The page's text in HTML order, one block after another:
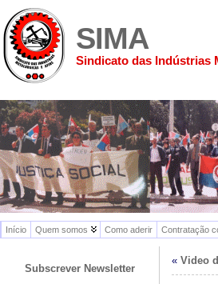
SIMA
Sindicato das Indústrias
Início Quem somos Como aderir Contratação
Subscrever Newsletter
« Video